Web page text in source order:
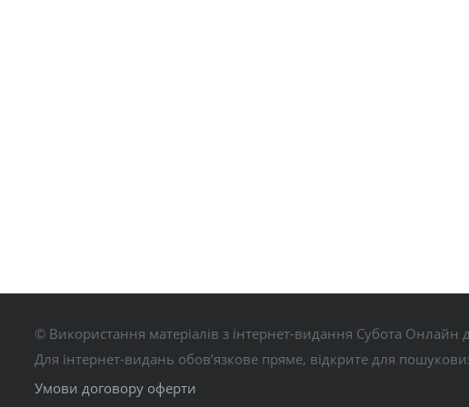
© Використання матеріалів з інтернет-видання Субота
Для інтернет-видань обов’язкове пряме, відкрите для
Умови договору оферти